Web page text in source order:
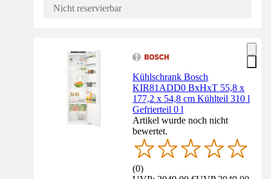
Nicht reservierbar
Kühlschrank Bosch
KIR81ADD0 BxHxT 55,8 x
177,2 x 54,8 cm Kühlteil 310 l
Gefrierteil 0 l
Artikel wurde noch nicht
bewertet.
(0)